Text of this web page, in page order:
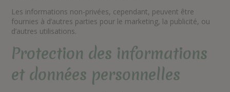
Les informations non-privées, cependant, peuvent être
fournies à d’autres parties pour le marketing, la publicité, ou
d’autres utilisations.
Protection des informations
et données personnelles